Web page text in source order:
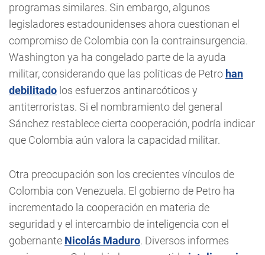
programas similares. Sin embargo, algunos
legisladores estadounidenses ahora cuestionan el
compromiso de Colombia con la contrainsurgencia.
Washington ya ha congelado parte de la ayuda
militar, considerando que las políticas de Petro han
debilitado los esfuerzos antinarcóticos y
antiterroristas. Si el nombramiento del general
Sánchez restablece cierta cooperación, podría indicar
que Colombia aún valora la capacidad militar.
Otra preocupación son los crecientes vínculos de
Colombia con Venezuela. El gobierno de Petro ha
incrementado la cooperación en materia de
seguridad y el intercambio de inteligencia con el
gobernante Nicolás Maduro. Diversos informes